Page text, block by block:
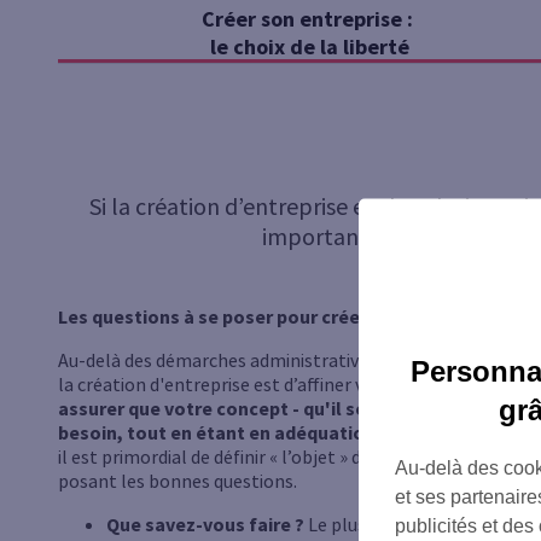
Créer son entreprise :
le choix de la liberté
Si la création d’entreprise est la solution
importantes : bien définir
Les questions à se poser pour créer son entreprise
Au-delà des démarches administratives et du financement,
la création d'entreprise est d’affiner votre idée d’activité.
assurer que votre concept - qu'il soit novateur ou non
besoin, tout en étant en adéquation avec vos
il est primordial de définir « l’objet » de votre future
posant les bonnes questions.
Que savez-vous faire ? Le plus important est de
Au-delà des
et ses
publicités et des